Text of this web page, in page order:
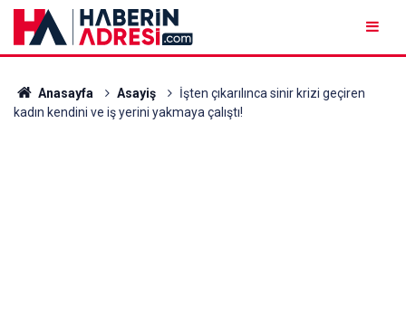
Anasayfa Asayiş
İşten çıkarılınca sinir krizi geçiren
kadın kendini ve iş yerini yakmaya çalıştı!